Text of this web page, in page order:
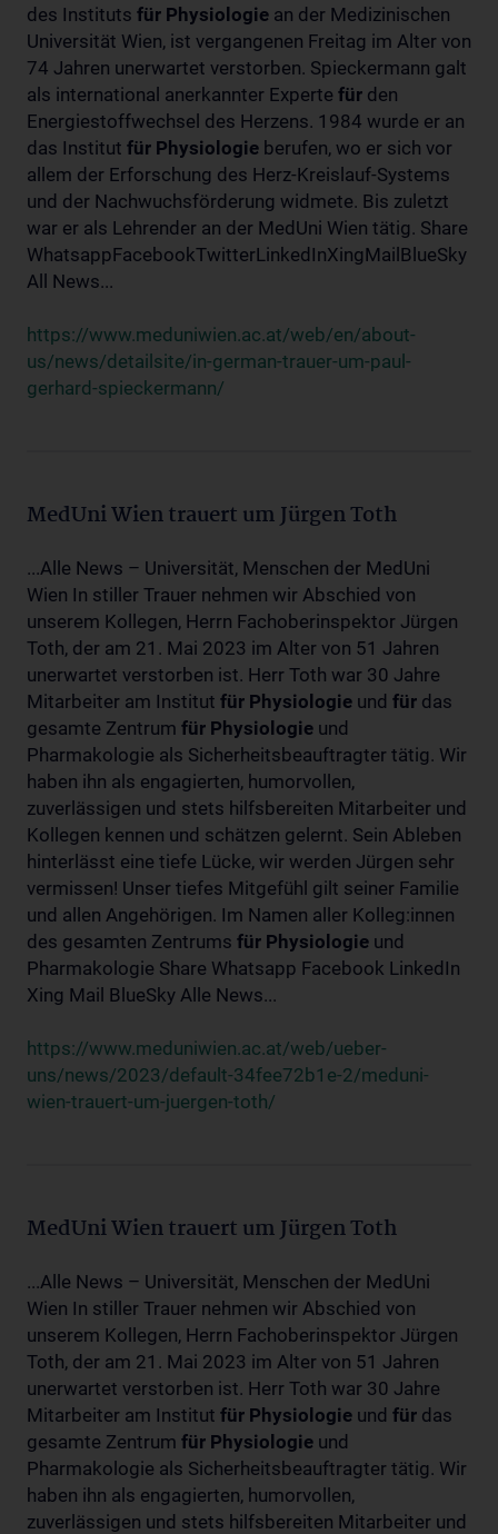
des Instituts für Physiologie an der Medizinischen
Universität Wien, ist vergangenen Freitag im Alter von
74 Jahren unerwartet verstorben. Spieckermann galt
als international anerkannter Experte für den
Energiestoffwechsel des Herzens. 1984 wurde er an
das Institut für Physiologie berufen, wo er sich vor
allem der Erforschung des Herz-Kreislauf-Systems
und der Nachwuchsförderung widmete. Bis zuletzt
war er als Lehrender an der MedUni Wien tätig. Share
WhatsappFacebookTwitterLinkedInXingMailBlueSky
All News...
https://www.meduniwien.ac.at/web/en/about-
us/news/detailsite/in-german-trauer-um-paul-
gerhard-spieckermann/
MedUni Wien trauert um Jürgen Toth
...Alle News – Universität, Menschen der MedUni
Wien In stiller Trauer nehmen wir Abschied von
unserem Kollegen, Herrn Fachoberinspektor Jürgen
Toth, der am 21. Mai 2023 im Alter von 51 Jahren
unerwartet verstorben ist. Herr Toth war 30 Jahre
Mitarbeiter am Institut für Physiologie und für das
gesamte Zentrum für Physiologie und
Pharmakologie als Sicherheitsbeauftragter tätig. Wir
haben ihn als engagierten, humorvollen,
zuverlässigen und stets hilfsbereiten Mitarbeiter und
Kollegen kennen und schätzen gelernt. Sein Ableben
hinterlässt eine tiefe Lücke, wir werden Jürgen sehr
vermissen! Unser tiefes Mitgefühl gilt seiner Familie
und allen Angehörigen. Im Namen aller Kolleg:innen
des gesamten Zentrums für Physiologie und
Pharmakologie Share Whatsapp Facebook LinkedIn
Xing Mail BlueSky Alle News...
https://www.meduniwien.ac.at/web/ueber-
uns/news/2023/default-34fee72b1e-2/meduni-
wien-trauert-um-juergen-toth/
MedUni Wien trauert um Jürgen Toth
...Alle News – Universität, Menschen der MedUni
Wien In stiller Trauer nehmen wir Abschied von
unserem Kollegen, Herrn Fachoberinspektor Jürgen
Toth, der am 21. Mai 2023 im Alter von 51 Jahren
unerwartet verstorben ist. Herr Toth war 30 Jahre
Mitarbeiter am Institut für Physiologie und für das
gesamte Zentrum für Physiologie und
Pharmakologie als Sicherheitsbeauftragter tätig. Wir
haben ihn als engagierten, humorvollen,
zuverlässigen und stets hilfsbereiten Mitarbeiter und